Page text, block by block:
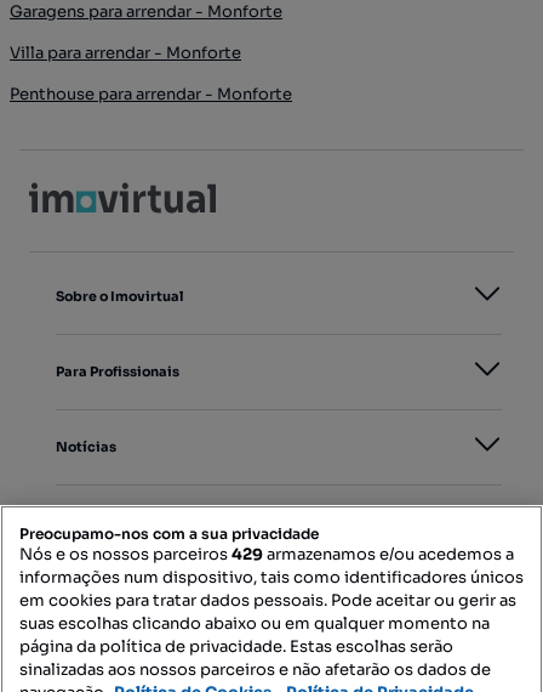
Garagens para arrendar - Monforte
Villa para arrendar - Monforte
Penthouse para arrendar - Monforte
Sobre o Imovirtual
Para Profissionais
Notícias
Mapa do Site
Contacte-nos
Preocupamo-nos com a sua privacidade
Nós e os nossos parceiros429armazenamos e/ou acedemos a
informações num dispositivo, tais como identificadores únicos
em cookies para tratar dados pessoais. Pode aceitar ou gerir as
suas escolhas clicando abaixo ou em qualquer momento na
página da política de privacidade. Estas escolhas serão
sinalizadas aos nossos parceiros e não afetarão os dados de